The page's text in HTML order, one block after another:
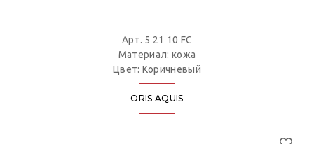
Арт. 5 21 10 FC
Материал: кожа
Цвет: Коричневый
ORIS AQUIS